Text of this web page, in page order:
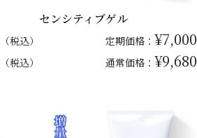
（税込）
（税込）
センシティブゲル
定期価格： ¥7,000
通常価格： ¥9,680